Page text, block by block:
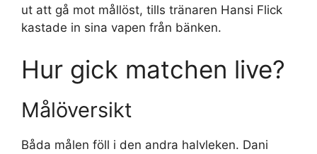
ut att gå mot mållöst, tills tränaren Hansi Flick
kastade in sina vapen från bänken.
Hur gick matchen live?
Målöversikt
Båda målen föll i den andra halvleken. Dani